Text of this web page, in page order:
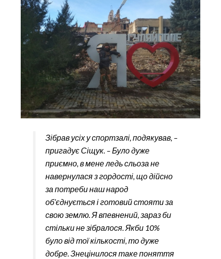
Зібрав усіх у спортзалі, подякував, –
пригадує Сіщук. – Було дуже
приємно, в мене ледь сльоза не
навернулася з гордості, що дійсно
за потреби наш народ
об’єднується і готовий стояти за
свою землю. Я впевнений, зараз би
стільки не зібралося. Якби 10%
було від тої кількості, то дуже
добре. Знецінилося таке поняття